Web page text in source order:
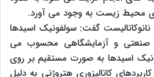
محیط زیست به وجود می آورد.
نانوکاتالیست گفت: سولفونیک اسیدها
صنعتی و آزمایشگاهی محسوب می
اسیدها به صورت مستقیم بر روی
کاتالیزوری هتروژنی به دلیل